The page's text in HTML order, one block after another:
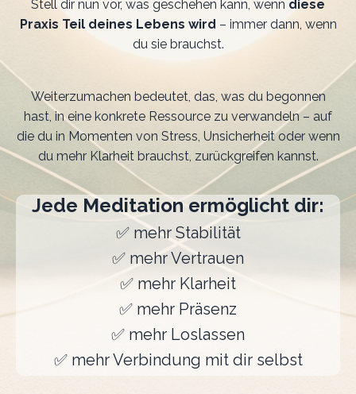
Stell dir nun vor, was geschehen kann, wenn diese
Praxis Teil deines Lebens wird – immer dann, wenn
du sie brauchst.
Weiterzumachen bedeutet, das, was du begonnen
hast, in eine konkrete Ressource zu verwandeln – auf
die du in Momenten von Stress, Unsicherheit oder wenn
du mehr Klarheit brauchst, zurückgreifen kannst.
Jede Meditation ermöglicht dir:
✅ mehr Stabilität
✅ mehr Vertrauen
✅ mehr Klarheit
✅ mehr Präsenz
✅ mehr Loslassen
✅mehr Verbindung mit dir selbst